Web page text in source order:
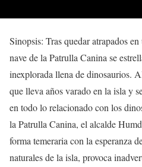
Sinopsis: Tras quedar atrapados
nave de la Patrulla Canina se
inexplorada llena de dinosaurios.
que lleva años varado en la isla y
en todo lo relacionado con los
la Patrulla Canina, el alcalde
forma temeraria con la esperanza
naturales de la isla, provoca